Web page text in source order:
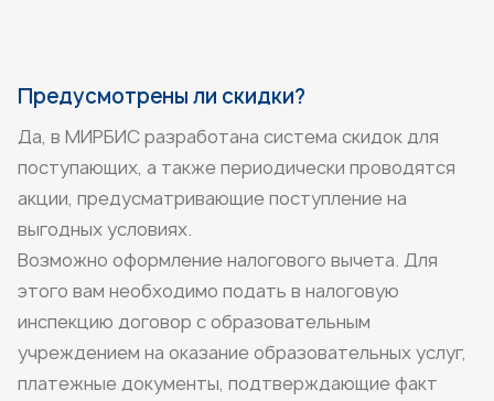
Предусмотрены ли скидки?
Да, в МИРБИС разработана система скидок для
поступающих, а также периодически проводятся
акции, предусматривающие поступление на
выгодных условиях.
Возможно оформление налогового вычета. Для
этого вам необходимо подать в налоговую
инспекцию договор с образовательным
учреждением на оказание образовательных услуг,
платежные документы, подтверждающие факт